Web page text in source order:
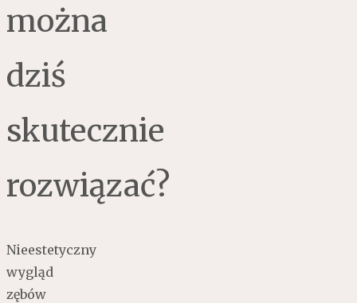
można
dziś
skutecznie
rozwiązać?
Nieestetyczny
wygląd
zębów